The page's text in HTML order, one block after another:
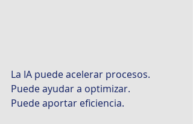
La IA puede acelerar procesos.
Puede ayudar a optimizar.
Puede aportar eficiencia.